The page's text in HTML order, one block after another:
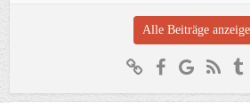
Alle Beiträge